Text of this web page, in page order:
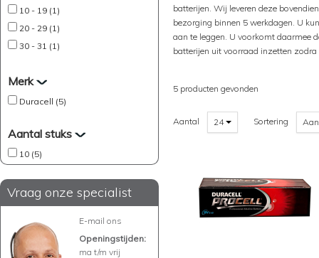
10 - 19 (1)
20 - 29 (1)
30 - 31 (1)
Merk
Duracell (5)
Aantal stuks
10 (5)
Vraag onze specialist
E-mail ons
Openingstijden:
ma t/m vrij
batterijen. Wij leveren deze
bezorging binnen 5 werkdagen. U
aan te leggen. U voorkomt daarmee
batterijen uit voorraad inzetten
5 producten gevonden
Aantal 24 Sortering